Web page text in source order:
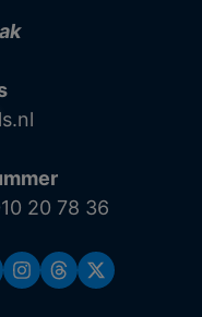
ls.nl
20 78 36